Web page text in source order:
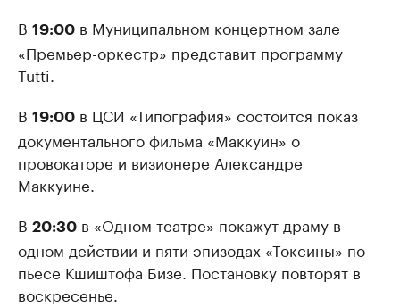
В 19:00 в Муниципальном концертном зале
«Премьер-оркестр» представит программу
Tutti.
В 19:00 в ЦСИ «Типография» состоится показ
документального фильма «Маккуин» о
провокаторе и визионере Александре
Маккуине.
В 20:30 в «Одном театре» покажут драму в
одном действии и пяти эпизодах «Токсины» по
пьесе Кшиштофа Бизе. Постановку повторят в
воскресенье.